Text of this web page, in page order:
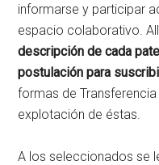
informarse y participar
espacio colaborativo.
descripción de cada
postulación para
formas de
explotación de éstas.
A los seleccionados se